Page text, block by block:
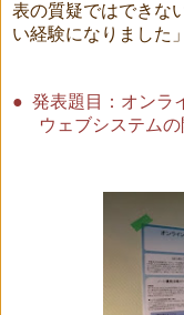
表の質疑ではできな
い経験になりま した
● 発表題目：オンラ
ウェブシステム